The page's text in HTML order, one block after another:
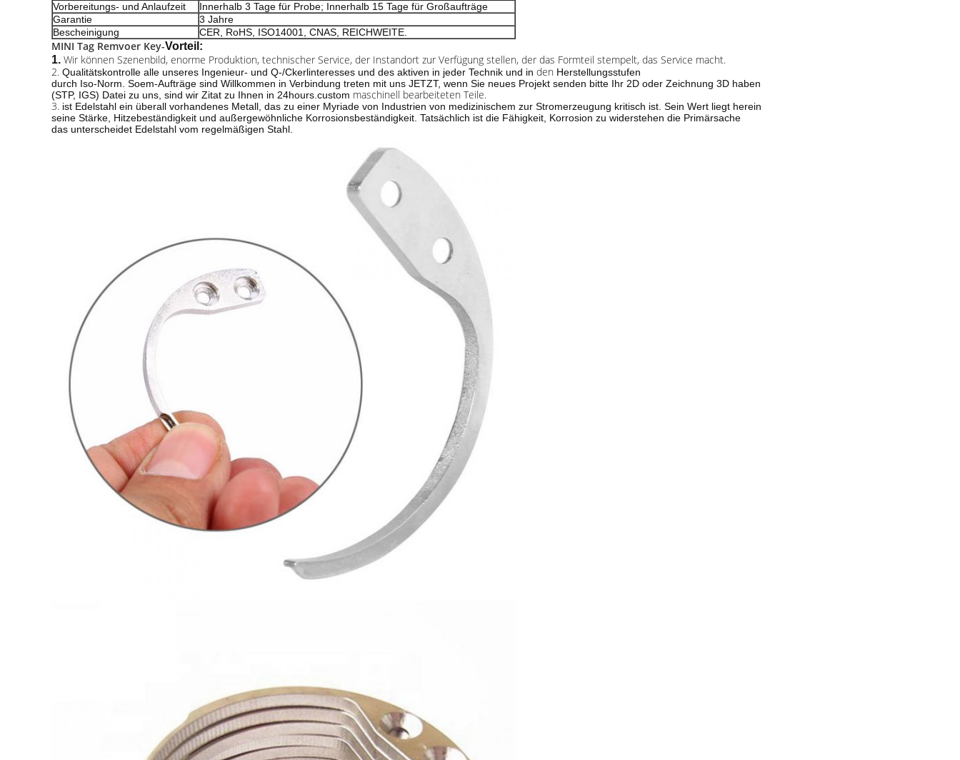
Vorbereitungs- und Anlaufzeit
Innerhalb 3 Tage für Probe; Innerhalb 15 Tage für Großaufträge
Garantie
3 Jahre
Bescheinigung
CER, RoHS, ISO14001, CNAS, REICHWEITE.
MINI Tag Remvoer Key-Vorteil:
1. Wir können Szenenbild, enorme Produktion, technischer Service, der Instandort zur Verfügung stellen, der das Formteil stempelt, das Service macht.
2. Qualitätskontrolle alle unseres Ingenieur- und Q-/Ckerlinteresses und des aktiven in jeder Technik und in den Herstellungsstufen
durch Iso-Norm. Soem-Aufträge sind Willkommen in Verbindung treten mit uns JETZT, wenn Sie neues Projekt senden bitte Ihr 2D oder Zeichnung 3D haben
(STP, IGS) Datei zu uns, sind wir Zitat zu Ihnen in 24hours.custom maschinell bearbeiteten Teile.
3. ist Edelstahl ein überall vorhandenes Metall, das zu einer Myriade von Industrien von medizinischem zur Stromerzeugung kritisch ist. Sein Wert liegt herein
seine Stärke, Hitzebeständigkeit und außergewöhnliche Korrosionsbeständigkeit. Tatsächlich ist die Fähigkeit, Korrosion zu widerstehen die Primärsache
das unterscheidet Edelstahl vom regelmäßigen Stahl.